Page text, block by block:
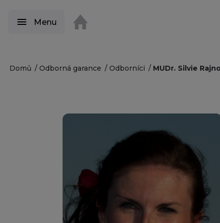
Domů Odborná garance Odborníci MUDr. Silvie
Menu